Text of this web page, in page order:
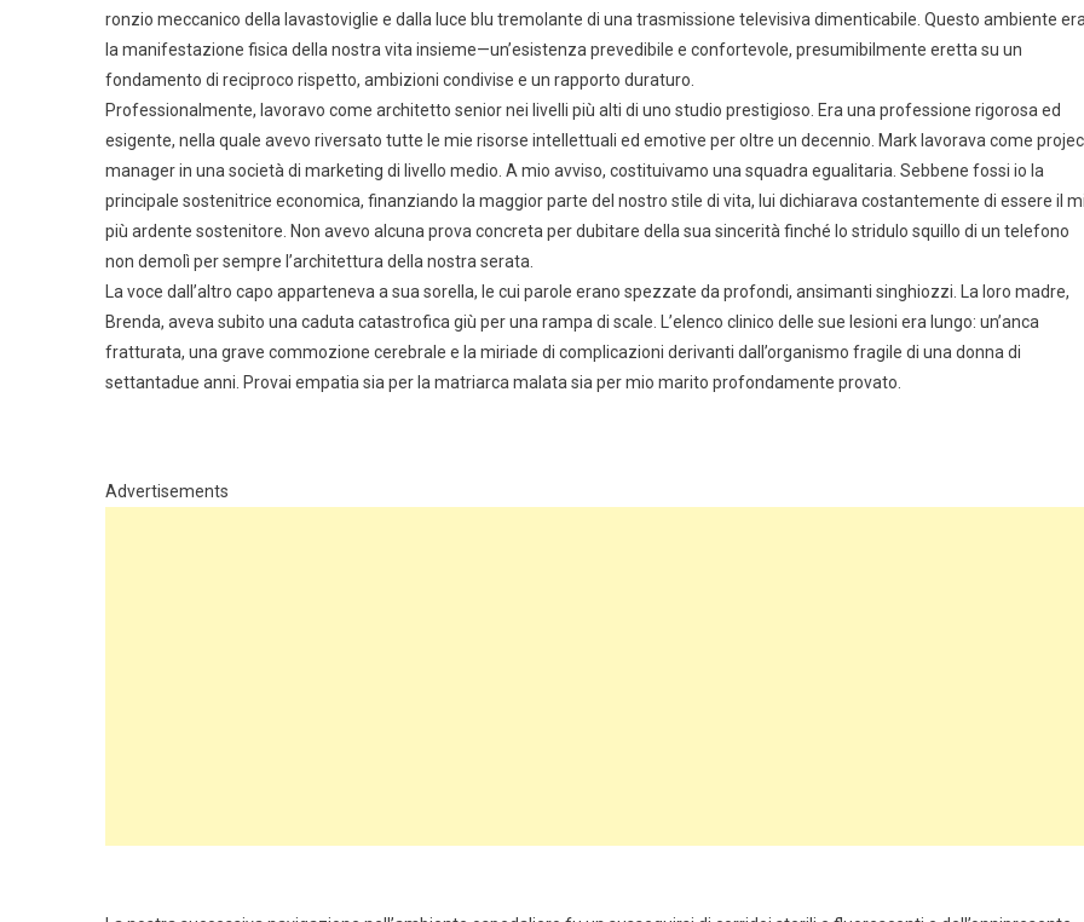
ronzio meccanico della lavastoviglie e dalla luce blu tremolante di una trasmissione televisiva dimenticabile. Questo ambiente
la manifestazione fisica della nostra vita insieme—un’esistenza prevedibile e confortevole, presumibilmente eretta su un
fondamento di reciproco rispetto, ambizioni condivise e un rapporto duraturo.
Professionalmente, lavoravo come architetto senior nei livelli più alti di uno studio prestigioso. Era una professione rigorosa ed
esigente, nella quale avevo riversato tutte le mie risorse intellettuali ed emotive per oltre un decennio. Mark lavorava come
manager in una società di marketing di livello medio. A mio avviso, costituivamo una squadra egualitaria. Sebbene fossi io la
principale sostenitrice economica, finanziando la maggior parte del nostro stile di vita, lui dichiarava costantemente di essere il
più ardente sostenitore. Non avevo alcuna prova concreta per dubitare della sua sincerità finché lo stridulo squillo di un telefono
non demolì per sempre l’architettura della nostra serata.
La voce dall’altro capo apparteneva a sua sorella, le cui parole erano spezzate da profondi, ansimanti singhiozzi. La loro madre,
Brenda, aveva subito una caduta catastrofica giù per una rampa di scale. L’elenco clinico delle sue lesioni era lungo: un’anca
fratturata, una grave commozione cerebrale e la miriade di complicazioni derivanti dall’organismo fragile di una donna di
settantadue anni. Provai empatia sia per la matriarca malata sia per mio marito profondamente provato.
Advertisements